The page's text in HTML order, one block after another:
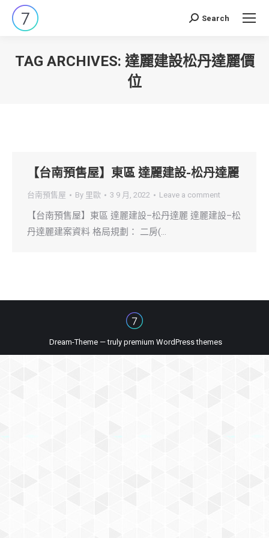
Search:
Search
TAG ARCHIVES: 達麗建設松丹達麗價
位
【台南預售屋】東區 達麗建設-松丹達麗
台南預售屋 By 里歐 3 9 月, 2022 Leave a comment
【台南預售屋】東區 達麗建設–松丹達麗 達麗建設–松
丹達麗建案資料 格局規劃： 二房(…
Dream-Theme — truly premium WordPress themes